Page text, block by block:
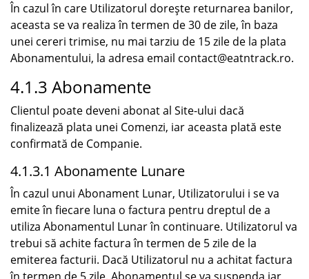
În cazul în care Utilizatorul dorește returnarea banilor,
aceasta se va realiza în termen de 30 de zile, în baza
unei cereri trimise, nu mai tarziu de 15 zile de la plata
Abonamentului, la adresa email contact@eatntrack.ro.
4.1.3 Abonamente
Clientul poate deveni abonat al Site-ului dacă
finalizează plata unei Comenzi, iar aceasta plată este
confirmată de Companie.
4.1.3.1 Abonamente Lunare
În cazul unui Abonament Lunar, Utilizatorului i se va
emite în fiecare luna o factura pentru dreptul de a
utiliza Abonamentul Lunar în continuare. Utilizatorul va
trebui să achite factura în termen de 5 zile de la
emiterea facturii. Dacă Utilizatorul nu a achitat factura